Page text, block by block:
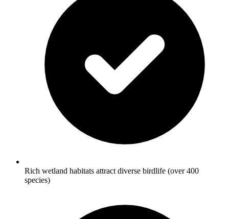
Rich wetland habitats attract diverse birdlife (over 400
species)